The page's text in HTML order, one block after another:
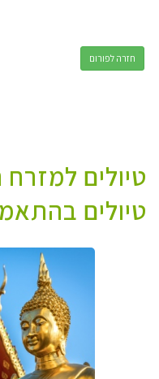
חזרה לפורום
טיולים
טיולים